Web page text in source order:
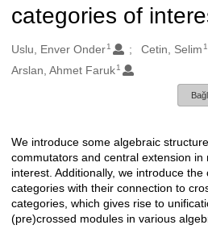
categories of
Oluşturanlar
Uslu, Enver Onder1 Cetin, Selim 1
Arslan, Ahmet Faruk1
Açıklama
We introduce some algebraic
commutators and central extension in
interest. Additionally, we introduce
categories with their connection to
categories, which gives rise to
(pre)crossed modules in various